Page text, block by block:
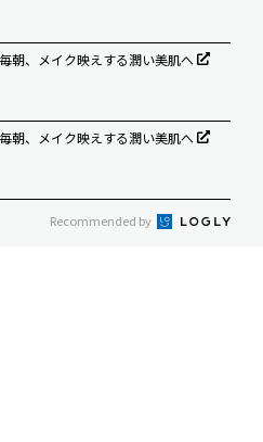
朝、メイク映えする潤い美肌へ
朝、メイク映えする潤い美肌へ
Recommended by